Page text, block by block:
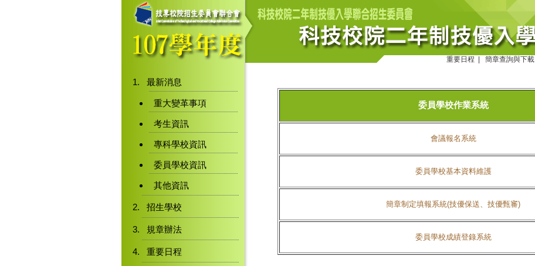
重要日程 簡章查詢與下載
最新消息
重大變革事項
考生資訊
專科學校資訊
委員學校資訊
其他資訊
招生學校
規章辦法
重要日程
委員學校作業系統
會議報名系統
委員學校基本資料維護
簡章制定填報系統(技優保送、技優甄審)
委員學校成績登錄系統